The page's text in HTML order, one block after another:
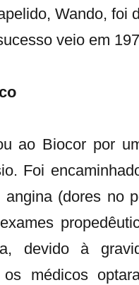
Wando, foi
veio em
ao Biocor por
Foi
angina (dores no
devido à
os médicos